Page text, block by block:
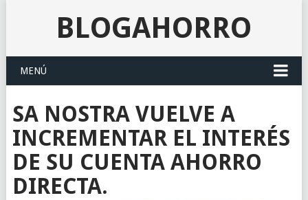
BLOGAHORRO
MENÚ
SA NOSTRA VUELVE A
INCREMENTAR EL INTERÉS
DE SU CUENTA AHORRO
DIRECTA.